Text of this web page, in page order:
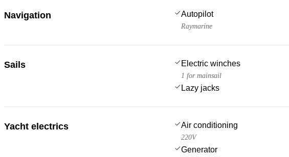
Navigation Autopilot
Raymarine
Sails Electric winches
1 for mainsail
Lazy jacks
Yacht electrics Air conditioning
220V
Generator